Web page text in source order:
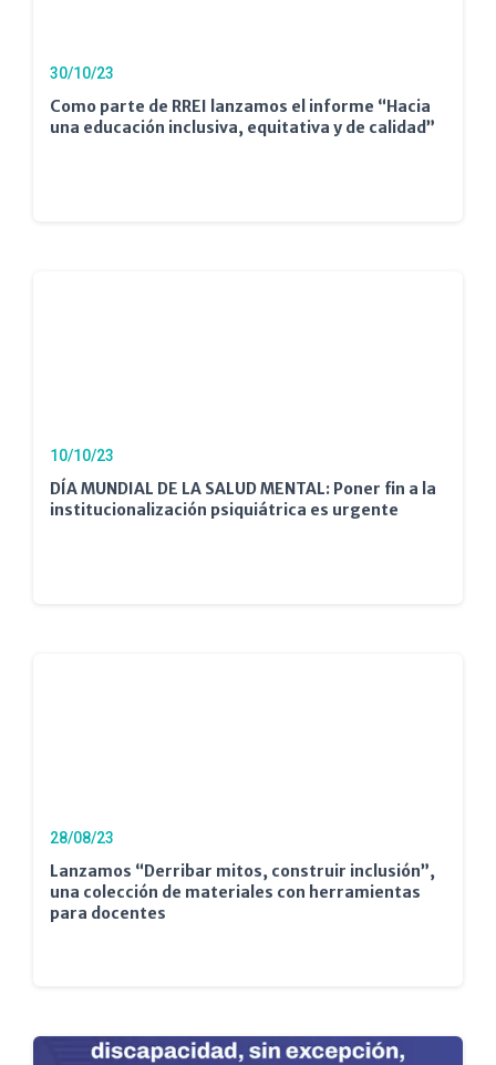
30/10/23
Como parte de RREI lanzamos el informe “Hacia
una educación inclusiva, equitativa y de calidad”
10/10/23
DÍA MUNDIAL DE LA SALUD MENTAL: Poner fin a la
institucionalización psiquiátrica es urgente
28/08/23
Lanzamos “Derribar mitos, construir inclusión”,
una colección de materiales con herramientas
para docentes